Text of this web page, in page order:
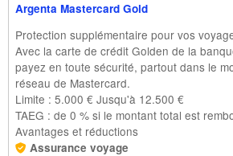
Argenta Mastercard Gold
Protection supplémentaire pour vos
Avec la carte de crédit Golden de la
payez en toute sécurité, partout dans le
réseau de Mastercard.
Limite : 5.000 € Jusqu'à 12.500 €
TAEG : de 0 % si le montant total est
Avantages et réductions
Assurance voyage